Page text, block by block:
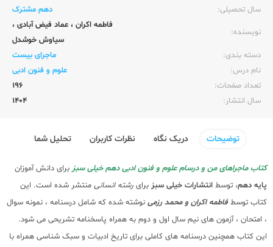
سال تحصیلی:‌
دهم مشترک
نویسنده:‌
فاطمه اکران ، عماد فیض آبادی ،
سیاوش خوشدل
دسته بندی:
ماجرای بیست
نام درس:
علوم و فنون ادبی
تعداد صفحات:‌
196
سال انتشار:‌
1404
توضیحات دریک نگاه نظرات کاربران تحلیل شما
کتاب ماجراهای من و درسام علوم و فنون ادبی دهم خیلی سبزبرای دانش آموزان
پایه دهم، توسط انتشارات خیلی سبز برای رشته انسانی منتشر شده است. این
کتاب توسطفاطمه اکران و محمد رزمی نوشته شده که شامل درسنامه ، نمونه سوال
، امتحان ، آزمون های نیم سال اول و دوم به همراه پاسخنامه تشریحی می شود.
این کتاب همچنین درسنامه های کاملی برای تاریخ ادبیات و سبک شناسی همراه با